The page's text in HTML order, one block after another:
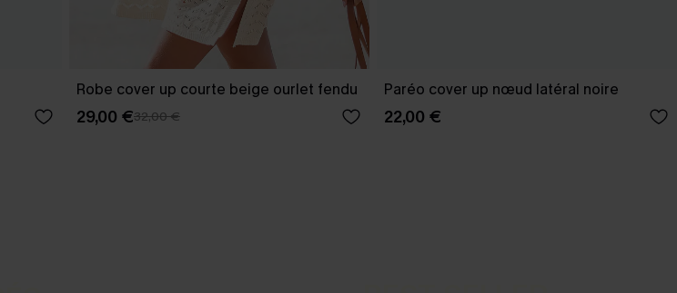
Robe cover up courte beige ourlet fendu
29,00 €32,00 €
Paréo cover up nœud latéral noire
22,00 €